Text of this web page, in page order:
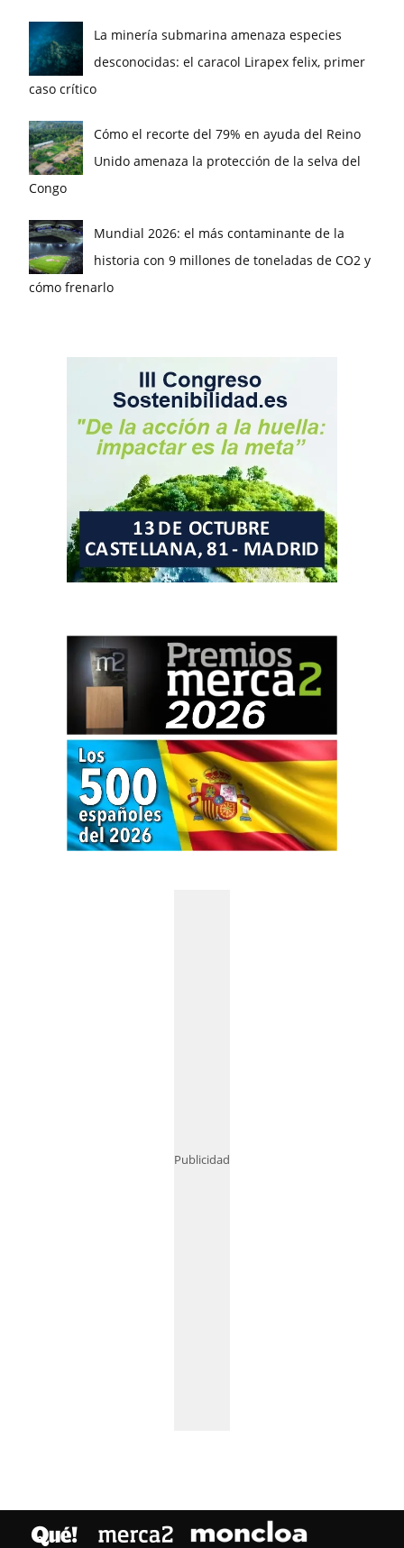
La minería submarina amenaza especies
desconocidas: el caracol Lirapex felix, primer
caso crítico
Cómo el recorte del 79% en ayuda del Reino
Unido amenaza la protección de la selva del
Congo
Mundial 2026: el más contaminante de la
historia con 9 millones de toneladas de CO2 y
cómo frenarlo
Publicidad